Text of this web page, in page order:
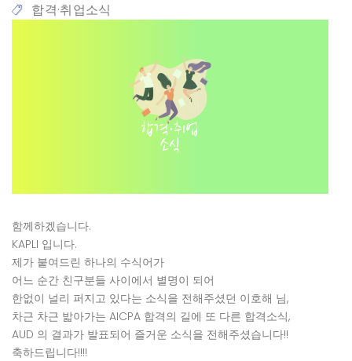
합격·취업소식
함께하겠습니다.
KAPLI 입니다.
제가 붙여드린 하나의 수식어가
어느 순간 친구분들 사이에서 별명이 되어
한없이 널리 퍼지고 있다는 소식을 전해주셨던 이호해 님,
차근 차근 밟아가는 AICPA 합격의 길에 또 다른 합격소식,
AUD 의 결과가 발표되어 즐거운 소식을 전해주셨습니다!!
축하드립니다!!!!